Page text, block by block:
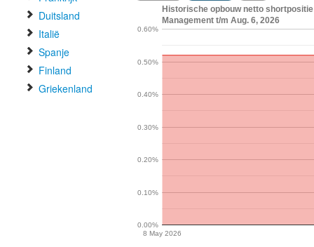
Duitsland
Italië
Spanje
Finland
Griekenland
Historische opbouw netto
Management t/m Aug. 6, 2026
8 May 2026
0.00%
0.10%
0.20%
0.30%
0.40%
0.50%
0.60%